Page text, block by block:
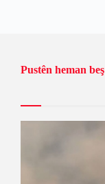
Pustên heman beş